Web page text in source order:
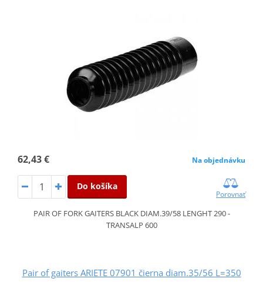
62,43 € Na objednávku
Do košíka
Porovnať
PAIR OF FORK GAITERS BLACK DIAM.39/58 LENGHT 290 -
TRANSALP 600
Pair of gaiters ARIETE 07901 čierna diam.35/56 L=350